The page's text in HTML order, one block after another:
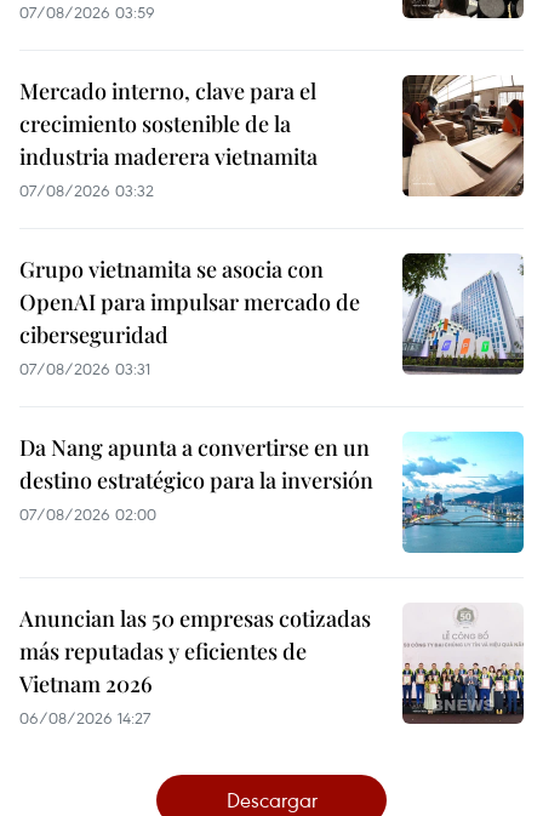
07/08/2026 03:59
Mercado interno, clave para el
crecimiento sostenible de la
industria maderera vietnamita
07/08/2026 03:32
Grupo vietnamita se asocia con
OpenAI para impulsar mercado de
ciberseguridad
07/08/2026 03:31
Da Nang apunta a convertirse en un
destino estratégico para la inversión
07/08/2026 02:00
Anuncian las 50 empresas cotizadas
más reputadas y eficientes de
Vietnam 2026
06/08/2026 14:27
Descargar